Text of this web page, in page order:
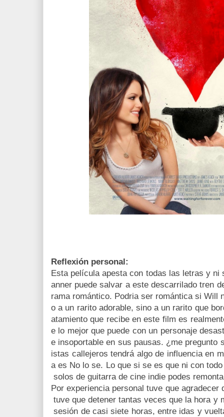
Reflexión personal:
Esta película apesta con todas las letras y ni
anner puede salvar a este descarrilado tren
rama romántico. Podria ser romántica si Will
o a un rarito adorable, sino a un rarito que
atamiento que recibe en este film es
e lo mejor que puede con un personaje
e insoportable en sus pausas. ¿me pregunto
istas callejeros tendrá algo de influencia en
a es No lo se. Lo que si se es que ni con
solos de guitarra de cine indie podes
Por experiencia personal tuve que
tuve que detener tantas veces que la hora y
sesión de casi siete horas, entre idas y